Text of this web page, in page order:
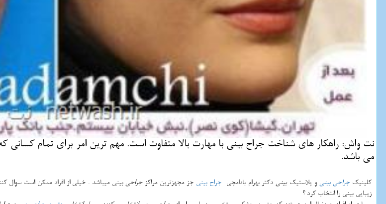
نت واش: راهكار های شناخت جراح بینی با مهارت بالا متفاوت است. مهم ترین امر برای تمام كسانی
می باشد.
کلینیکجراحی بینیو پلاستیکبینیدکتر بهرام بادامچی جراح بینی جز مجهزترین مراکزجراحیبینی میباشد . خیلی از افراد ممکن است سوال
زیبایی بینی را انتخاب کرد ؟